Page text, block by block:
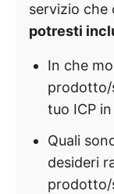
servizio che
potresti
In che
prodotto/
tuo ICP
Quali
desideri
prodotto/